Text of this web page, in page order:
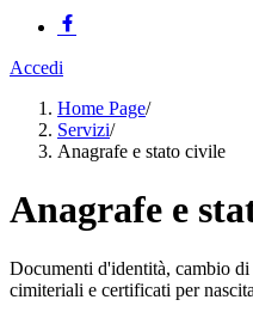
Accedi
Home Page/
Servizi/
Anagrafe e stato civile
Anagrafe e
Documenti d'identità, cambio
cimiteriali e certificati per